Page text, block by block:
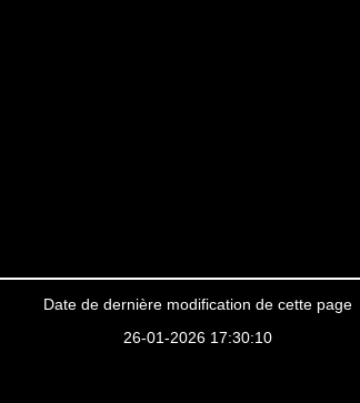
Date de dernière modification de cette page
26-01-2026 17:30:10